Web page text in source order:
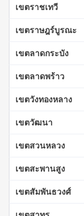
เขตราชเทวี
เขตราษฎร์บูรณะ
เขตลาดกระบัง
เขตลาดพร้าว
เขตวังทองหลาง
เขตวัฒนา
เขตสวนหลวง
เขตสะพานสูง
เขตสัมพันธวงศ์